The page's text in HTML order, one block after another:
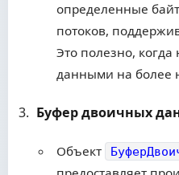
определенные
потоков,
Это полезно,
данными на более
Буфер двоичных
Объект